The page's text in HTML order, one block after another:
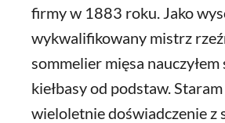
firmy w 1883 roku. Jako
wykwalifikowany mistrz
sommelier mięsa
kiełbasy od podstaw. Staram
wieloletnie doświadczenie z